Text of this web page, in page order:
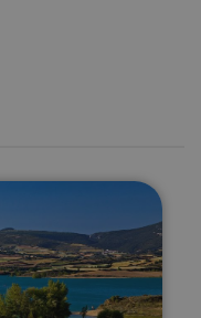
Allozko urtegian